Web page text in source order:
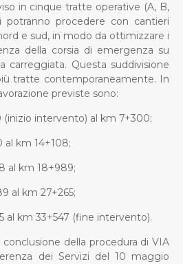
in cinque tratte operative (A, B,
procedere con cantieri
e sud, in modo da ottimizzare i
della corsia di emergenza su
carreggiata. Questa suddivisione
tratte contemporaneamente. In
previste sono:
(inizio intervento) al km 7+300;
al km 14+108;
al km 18+989;
al km 27+265;
al km 33+547 (fine intervento).
della procedura di VIA
dei Servizi del 10 maggio